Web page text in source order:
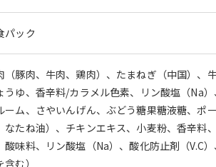
パック
（豚肉、牛肉、鶏肉）、たまねぎ（中国）、
うゆ、香辛料/カラメル色素、リン酸塩（Na
ーム、さやいんげん、ぶどう糖果糖液糖、ポ
なたね油）、チキンエキス、小麦粉、香辛料
酸味料、リン酸塩（Na）、酸化防止剤（V.C
含む）